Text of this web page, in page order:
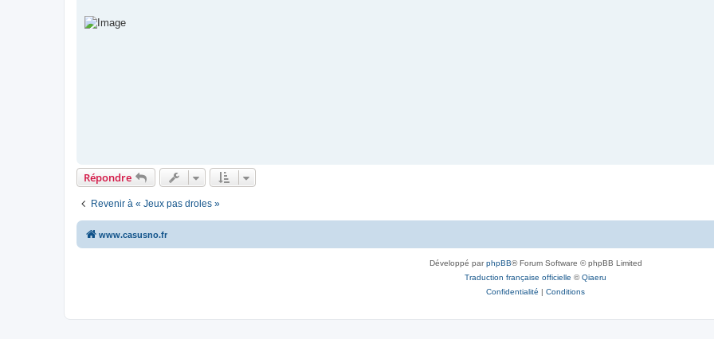
Répondre
Revenir à « Jeux pas droles »
www.casusno.fr
Développé parphpBB® Forum Software © phpBB Limited
Traduction française officielle ©Qiaeru
Confidentialité
Conditions